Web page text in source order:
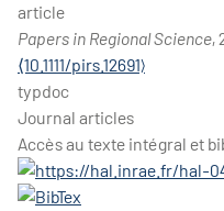
article
Papers in Regional Science,
⟨10.1111/pirs.12691⟩
typdoc
Journal articles
Accès au texte intégral et